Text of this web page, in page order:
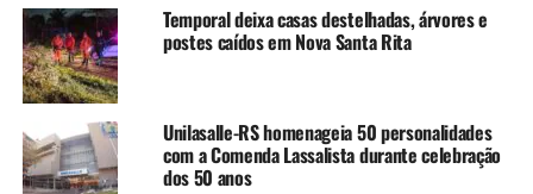
Temporal deixa casas destelhadas, árvores e
postes caídos em Nova Santa Rita
Unilasalle-RS homenageia 50 personalidades
com a Comenda Lassalista durante celebração
dos 50 anos